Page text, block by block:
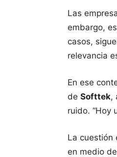
Las
embargo,
casos,
relevancia
En ese
de Softtek,
ruido. “Hoy
La cuestión
en medio